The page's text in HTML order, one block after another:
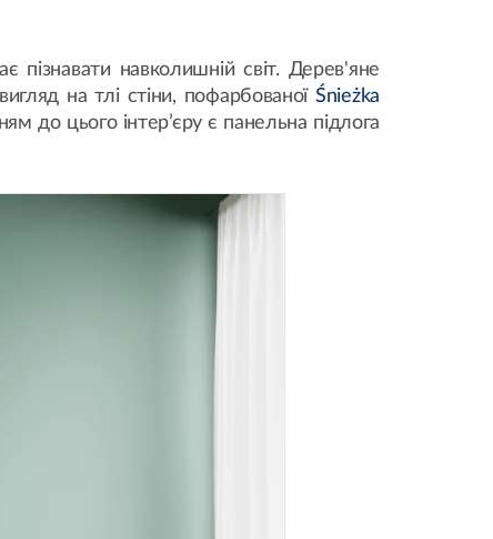
пізнавати навколишній світ. Дерев'яне
на тлі стіни, пофарбованоїŚnieżka
до цього інтер’єру є панельна підлога